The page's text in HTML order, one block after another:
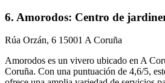
6. Amorodos: Centro de
Rúa Orzán, 6 15001 A Coruña
Amorodos es un vivero ubicado en A
Coruña. Con una puntuación de 4,6/5,